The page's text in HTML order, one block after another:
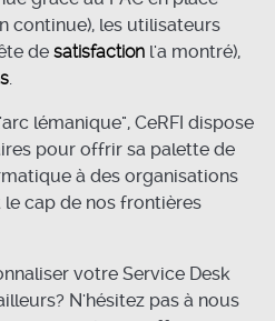
continue), les utilisateurs
de satisfaction l'a montré),
.
lémanique", CeRFI dispose
pour offrir sa palette de
à des organisations
cap de nos frontières
votre Service Desk
N'hésitez pas à nous